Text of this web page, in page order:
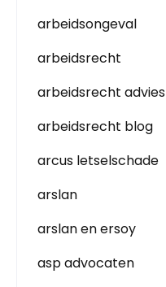
arbeidsongeval
arbeidsrecht
arbeidsrecht advies
arbeidsrecht blog
arcus letselschade
arslan
arslan en ersoy
asp advocaten